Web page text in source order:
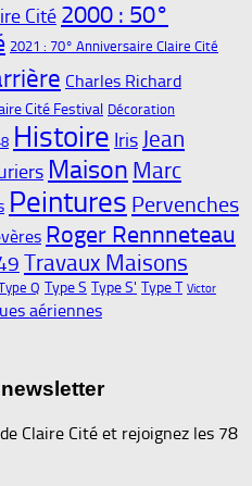
Cité 2000 : 50°
2021 : 70° Anniversaire Claire Cité
Charles Richard
Cité Festival Décoration
Histoire Iris Jean
Maison Marc
Peintures Pervenches
Roger Rennneteau
Travaux Maisons
Q Type S Type S' Type T Victor
aériennes
Claire Cité et rejoignez les 78